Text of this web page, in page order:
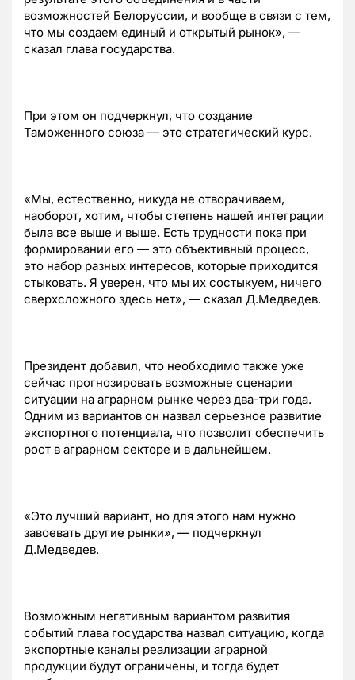
возможностей Белоруссии, и вообще в связи с тем,
что мы создаем единый и открытый рынок», —
сказал глава государства.
При этом он подчеркнул, что создание
Таможенного союза — это стратегический курс.
«Мы, естественно, никуда не отворачиваем,
наоборот, хотим, чтобы степень нашей интеграции
была все выше и выше. Есть трудности пока при
формировании его — это объективный процесс,
это набор разных интересов, которые приходится
стыковать. Я уверен, что мы их состыкуем, ничего
сверхсложного здесь нет», — сказал Д.Медведев.
Президент добавил, что необходимо также уже
сейчас прогнозировать возможные сценарии
ситуации на аграрном рынке через два-три года.
Одним из вариантов он назвал серьезное развитие
экспортного потенциала, что позволит обеспечить
рост в аграрном секторе и в дальнейшем.
«Это лучший вариант, но для этого нам нужно
завоевать другие рынки», — подчеркнул
Д.Медведев.
Возможным негативным вариантом развития
событий глава государства назвал ситуацию, когда
экспортные каналы реализации аграрной
продукции будут ограничены, и тогда будет